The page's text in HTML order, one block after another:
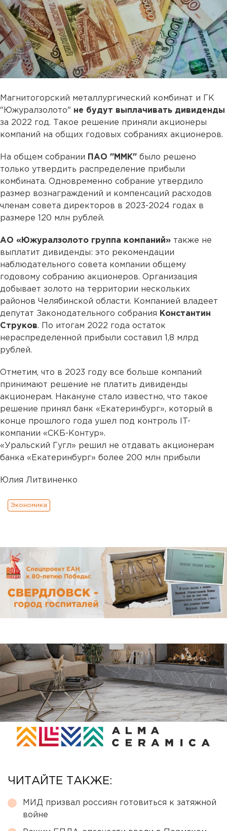
Магнитогорский металлургический комбинат и ГК
"Южуралзолото" не будут выплачивать дивиденды
за 2022 год. Такое решение приняли акционеры
компаний на общих годовых собраниях акционеров.
На общем собрании ПАО "ММК" было решено
только утвердить распределение прибыли
комбината. Одновременно собрание утвердило
размер вознаграждений и компенсаций расходов
членам совета директоров в 2023-2024 годах в
размере 120 млн рублей.
АО «Южуралзолото группа компаний» также не
выплатит дивиденды: это рекомендации
наблюдательного совета компании общему
годовому собранию акционеров. Организация
добывает золото на территории нескольких
районов Челябинской области. Компанией владеет
депутат Законодательного собрания Константин
Струков. По итогам 2022 года остаток
нераспределенной прибыли составил 1,8 млрд
рублей.
Отметим, что в 2023 году все больше компаний
принимают решение не платить дивиденды
акционерам. Накануне стало известно, что такое
решение принял банк «Екатеринбург», который в
конце прошлого года ушел под контроль IT-
компании «СКБ-Контур».
«Уральский Гугл» решил не отдавать акционерам
банка «Екатеринбург» более 200 млн прибыли
Юлия Литвиненко
Экономика
ЧИТАЙТЕ ТАКЖЕ:
МИД призвал россиян готовиться к затяжной
войне